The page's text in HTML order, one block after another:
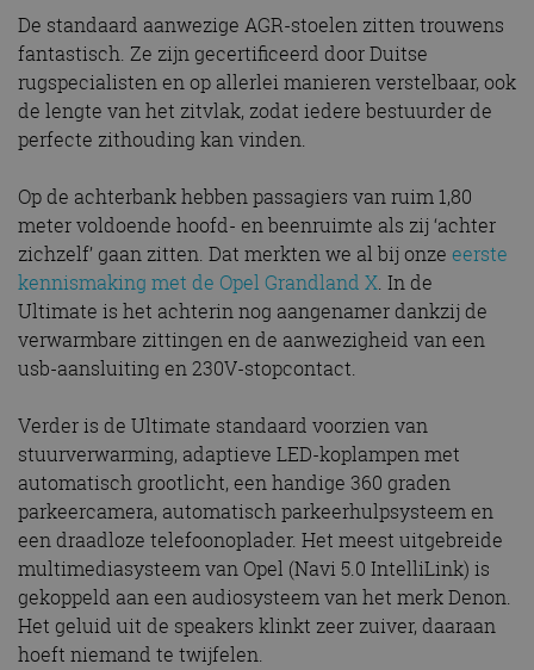
De standaard aanwezige AGR-stoelen zitten trouwens
fantastisch. Ze zijn gecertificeerd door Duitse
rugspecialisten en op allerlei manieren verstelbaar, ook
de lengte van het zitvlak, zodat iedere bestuurder de
perfecte zithouding kan vinden.
Op de achterbank hebben passagiers van ruim 1,80
meter voldoende hoofd- en beenruimte als zij ‘achter
zichzelf’ gaan zitten. Dat merkten we al bij onze eerste
kennismaking met de Opel Grandland X. In de
Ultimate is het achterin nog aangenamer dankzij de
verwarmbare zittingen en de aanwezigheid van een
usb-aansluiting en 230V-stopcontact.
Verder is de Ultimate standaard voorzien van
stuurverwarming, adaptieve LED-koplampen met
automatisch grootlicht, een handige 360 graden
parkeercamera, automatisch parkeerhulpsysteem en
een draadloze telefoonoplader. Het meest uitgebreide
multimediasysteem van Opel (Navi 5.0 IntelliLink) is
gekoppeld aan een audiosysteem van het merk Denon.
Het geluid uit de speakers klinkt zeer zuiver, daaraan
hoeft niemand te twijfelen.